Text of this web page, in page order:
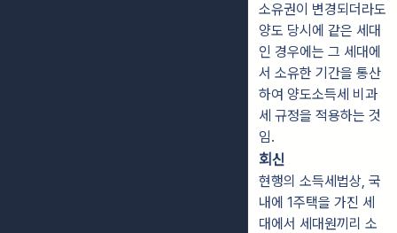
소유권이 변경되더라도
양도 당시에 같은 세대
인 경우에는 그 세대에
서 소유한 기간을 통산
하여 양도소득세 비과
세 규정을 적용하는 것
임.
회신
현행의 소득세법상, 국
내에 1주택을 가진 세
대에서 세대원끼리 소